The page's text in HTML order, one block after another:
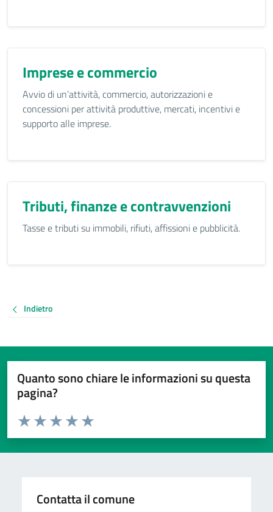
Imprese e commercio
Avvio di un’attività, commercio, autorizzazioni e
concessioni per attività produttive, mercati, incentivi e
supporto alle imprese.
Tributi, finanze e contravvenzioni
Tasse e tributi su immobili, rifiuti, affissioni e pubblicità.
Indietro
Quanto sono chiare le informazioni su questa
pagina?
Valuta da 1 a 5 stelle la pagina
Valuta 5 stelle su 5
Valuta 4 stelle su 5
Valuta 3 stelle su 5
Valuta 2 stelle su 5
Valuta 1 stelle su 5
Contatta il comune